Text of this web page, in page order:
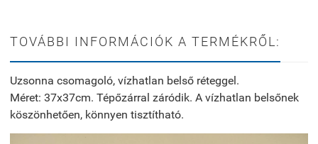
TOVÁBBI INFORMÁCIÓK A TERMÉKRŐL:
Uzsonna csomagoló, vízhatlan belső réteggel.
Méret: 37x37cm. Tépőzárral záródik. A vízhatlan belsőnek
köszönhetően, könnyen tisztítható.